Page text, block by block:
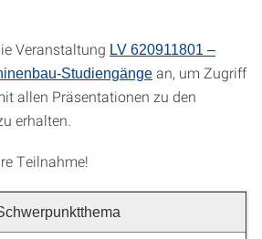
Veranstaltung LV 620911801 –
Studiengänge an, um Zugriff
allen Präsentationen zu den
erhalten.
Teilnahme!